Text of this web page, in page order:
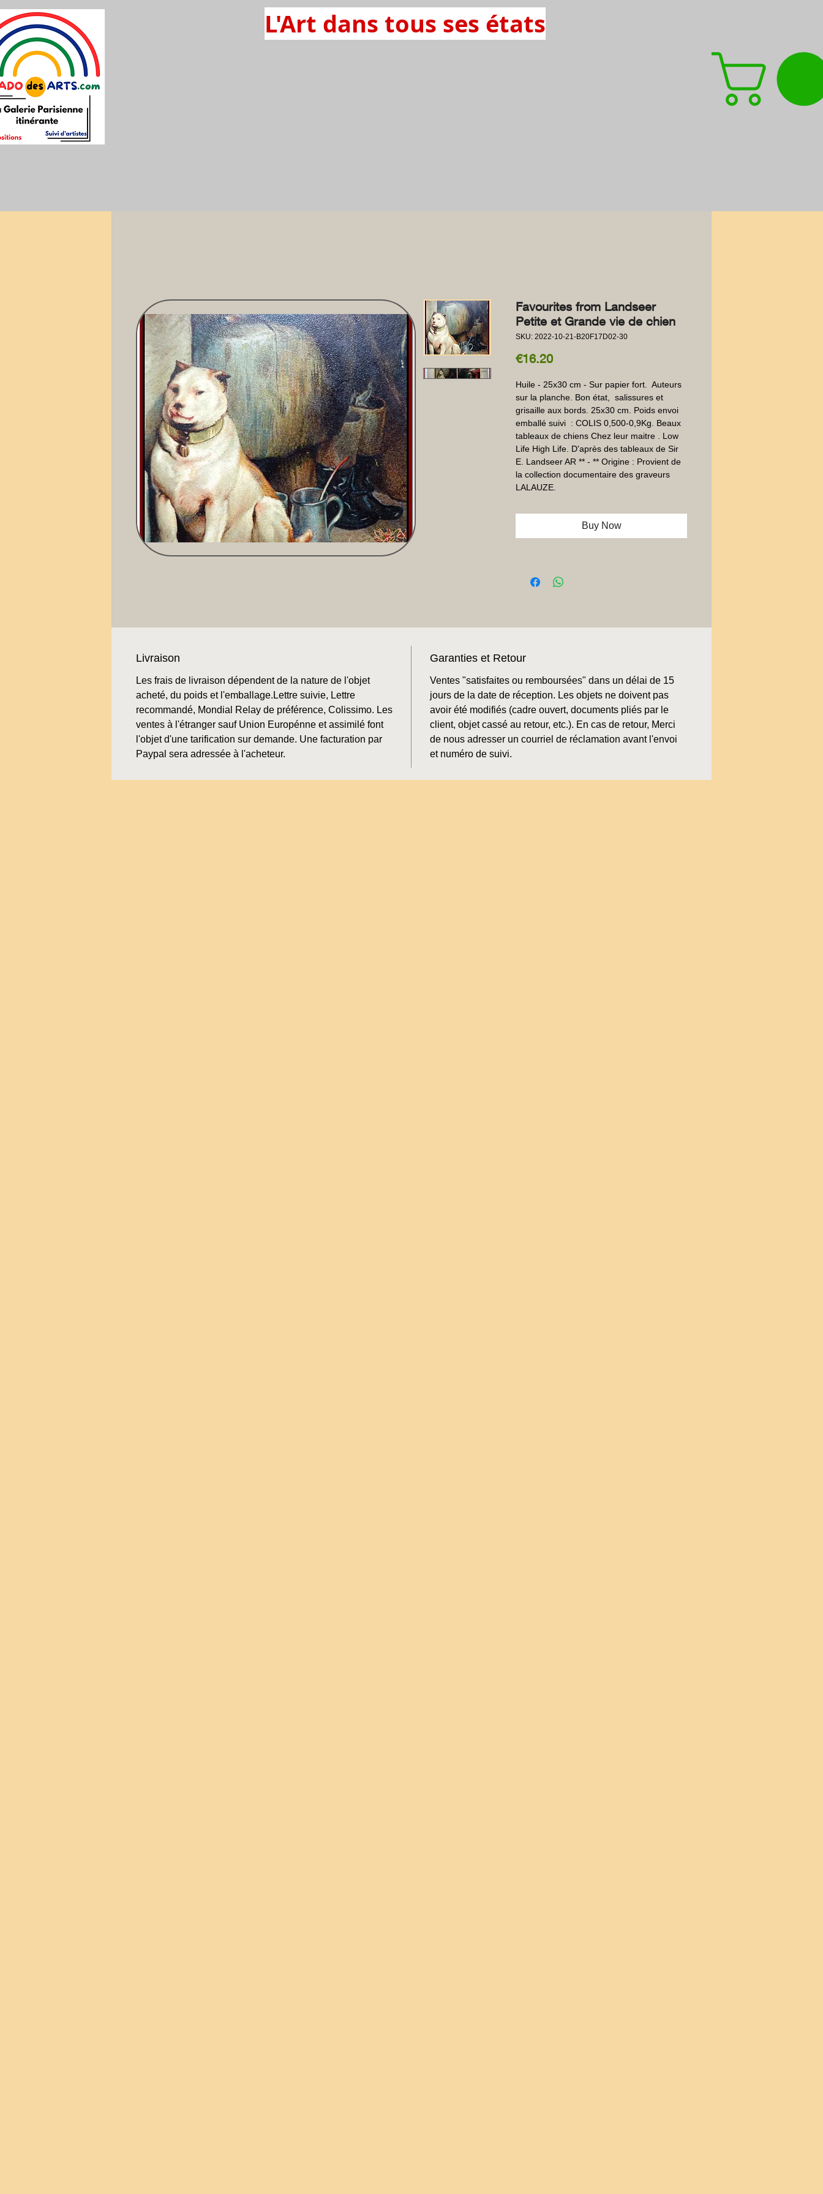
L'Art dans tous ses états
Favourites from Landseer
Petite et Grande vie de chien
SKU: 2022-10-21-B20F17D02-30
€16.20Price
Huile - 25x30 cm - Sur papier fort.  Auteurs
sur la planche. Bon état,  salissures et
grisaille aux bords. 25x30 cm. Poids envoi
emballé suivi  : COLIS 0,500-0,9Kg. Beaux
tableaux de chiens Chez leur maitre . Low
Life High Life. D'après des tableaux de Sir
E. Landseer AR ** - ** Origine : Provient de
la collection documentaire des graveurs
LALAUZE.
Buy Now
Livraison
Les frais de livraison dépendent de la nature de l'objet
acheté, du poids et l'emballage.Lettre suivie, Lettre
recommandé, Mondial Relay de préférence, Colissimo. Les
ventes à l'étranger sauf Union Europénne et assimilé font
l'objet d'une tarification sur demande. Une facturation par
Paypal sera adressée à l'acheteur.
Garanties et Retour
Ventes "satisfaites ou remboursées" dans un délai de 15
jours de la date de réception. Les objets ne doivent pas
avoir été modifiés (cadre ouvert, documents pliés par le
client, objet cassé au retour, etc.). En cas de retour, Merci
de nous adresser un courriel de réclamation avant l'envoi
et numéro de suivi.